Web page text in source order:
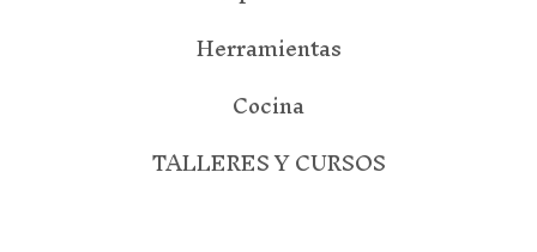
Herramientas
Cocina
TALLERES Y CURSOS